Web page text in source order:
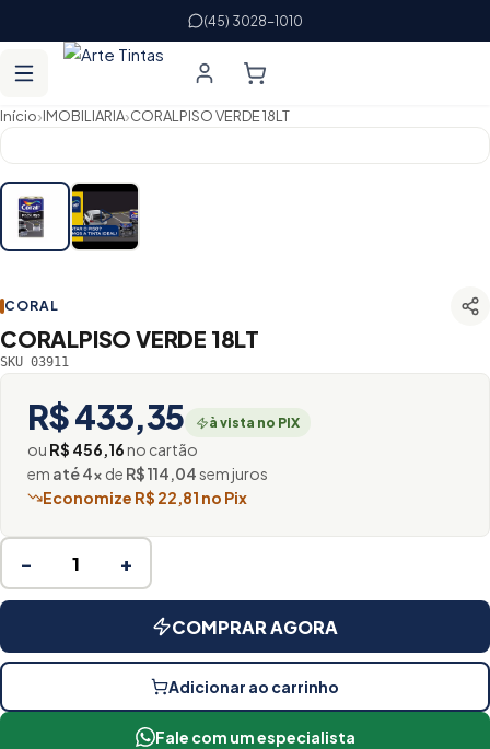
(45) 3028-1010
Início›IMOBILIARIA›CORALPISO VERDE 18LT
CORAL
CORALPISO VERDE 18LT
SKU 03911
R$ 433,35 à vista no PIX
ou R$ 456,16no cartão
em até 4× de R$ 114,04sem juros
Economize R$ 22,81 no Pix
− +
COMPRAR AGORA
Adicionar ao carrinho
Fale com um especialista